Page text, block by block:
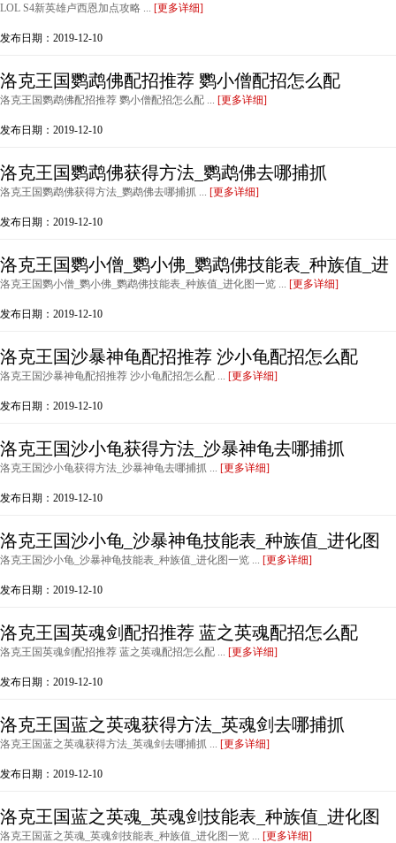
LOL S4新英雄卢西恩加点攻略 ... [更多详细]
发布日期：2019-12-10
洛克王国鹦鹉佛配招推荐 鹦小僧配招怎么配
洛克王国鹦鹉佛配招推荐 鹦小僧配招怎么配 ... [更多详细]
发布日期：2019-12-10
洛克王国鹦鹉佛获得方法_鹦鹉佛去哪捕抓
洛克王国鹦鹉佛获得方法_鹦鹉佛去哪捕抓 ... [更多详细]
发布日期：2019-12-10
洛克王国鹦小僧_鹦小佛_鹦鹉佛技能表_种族值_进
洛克王国鹦小僧_鹦小佛_鹦鹉佛技能表_种族值_进化图一览 ... [更多详细]
发布日期：2019-12-10
洛克王国沙暴神龟配招推荐 沙小龟配招怎么配
洛克王国沙暴神龟配招推荐 沙小龟配招怎么配 ... [更多详细]
发布日期：2019-12-10
洛克王国沙小龟获得方法_沙暴神龟去哪捕抓
洛克王国沙小龟获得方法_沙暴神龟去哪捕抓 ... [更多详细]
发布日期：2019-12-10
洛克王国沙小龟_沙暴神龟技能表_种族值_进化图
洛克王国沙小龟_沙暴神龟技能表_种族值_进化图一览 ... [更多详细]
发布日期：2019-12-10
洛克王国英魂剑配招推荐 蓝之英魂配招怎么配
洛克王国英魂剑配招推荐 蓝之英魂配招怎么配 ... [更多详细]
发布日期：2019-12-10
洛克王国蓝之英魂获得方法_英魂剑去哪捕抓
洛克王国蓝之英魂获得方法_英魂剑去哪捕抓 ... [更多详细]
发布日期：2019-12-10
洛克王国蓝之英魂_英魂剑技能表_种族值_进化图
洛克王国蓝之英魂_英魂剑技能表_种族值_进化图一览 ... [更多详细]